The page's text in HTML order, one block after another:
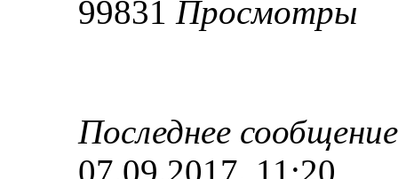
99831 Просмотры
Последнее
07.09.2017, 11:20